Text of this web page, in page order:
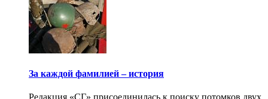
За каждой фамилией – история
Редакция «СГ» присоединилась к поиску потомков двух